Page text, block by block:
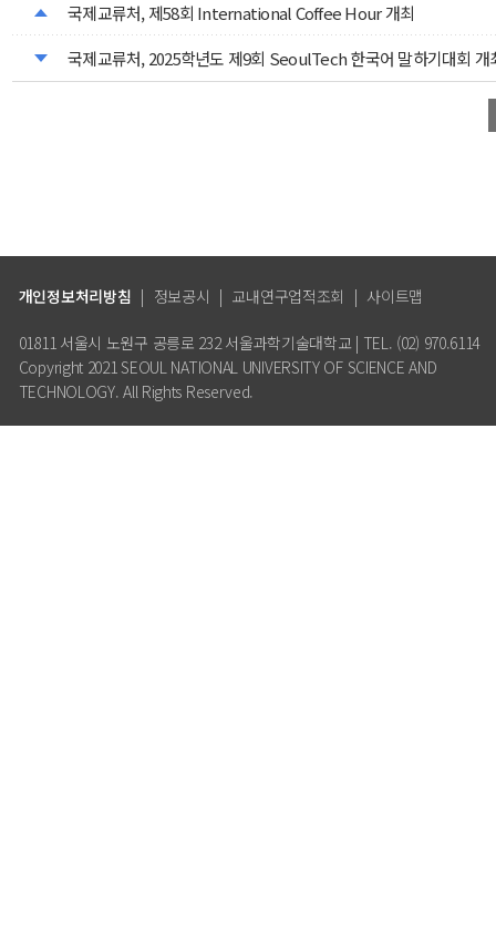
국제교류처, 제58회 International Coffee Hour 개최
국제교류처, 2025학년도 제9회 SeoulTech 한국어 말하기대회 개
개인정보처리방침 | 정보공시 | 교내연구업적조회 | 사이트맵
01811 서울시 노원구 공릉로 232 서울과학기술대학교 | TEL. (02) 970.6114
Copyright 2021 SEOUL NATIONAL UNIVERSITY OF SCIENCE AND
TECHNOLOGY. All Rights Reserved.